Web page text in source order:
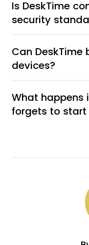
Is DeskTime
security
Can DeskTime
devices?
What happens
forgets to start